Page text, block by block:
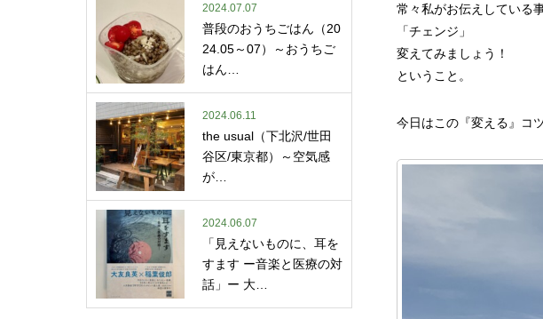
常々私がお伝えしている事
「チェンジ」
変えてみましょう！
ということ。
今日はこの『変える』コ
2024.07.07
普段のおうちごはん（20
24.05～07）～おうちご
はん…
2024.06.11
the usual（下北沢/世田
谷区/東京都）～空気感
が…
2024.06.07
「見えないものに、耳を
すます ー音楽と医療の対
話」ー 大…